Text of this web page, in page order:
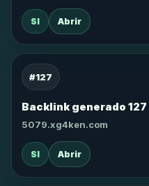
SI Abrir
#127
Backlink generado 127
5079.xg4ken.com
SI Abrir